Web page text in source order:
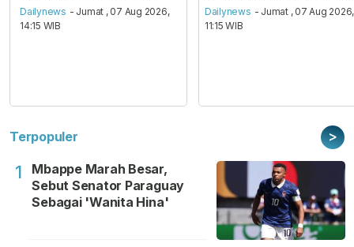
Dailynews - Jumat , 07 Aug 2026,
14:15 WIB
Dailynews - Jumat , 07 Aug 2026,
11:15 WIB
Terpopuler >
1
Mbappe Marah Besar,
Sebut Senator Paraguay
Sebagai 'Wanita Hina'